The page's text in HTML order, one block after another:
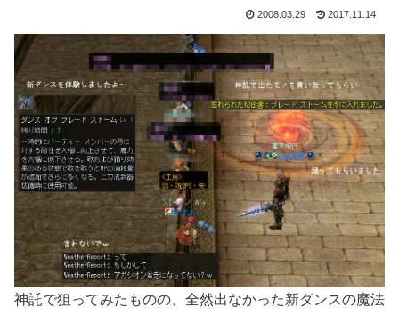
2008.03.29 2017.11.14
神託で狙ってみたものの、全然出なかった新ダンスの魔法